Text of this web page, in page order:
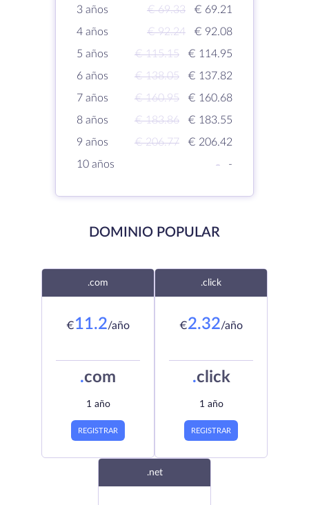
3 años
€ 69.33
€ 69.21
4 años
€ 92.24
€ 92.08
5 años
€ 115.15
€ 114.95
6 años
€ 138.05
€ 137.82
7 años
€ 160.95
€ 160.68
8 años
€ 183.86
€ 183.55
9 años
€ 206.77
€ 206.42
10 años
- -
DOMINIO POPULAR
.com
€11.2/año
.com
1 año
REGISTRAR
.click
€2.32/año
.click
1 año
REGISTRAR
.net